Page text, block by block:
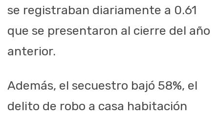
se registraban diariamente a 0.61
que se presentaron al cierre del año
anterior.
Además, el secuestro bajó 58%, el
delito de robo a casa habitación